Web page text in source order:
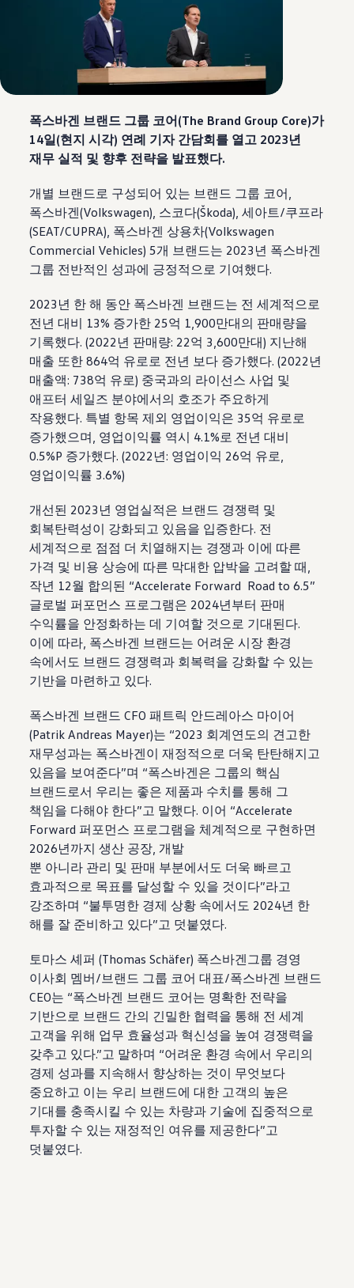
폭스바겐 브랜드 그룹 코어(The Brand Group Core)가
14일(현지 시각) 연례 기자 간담회를 열고 2023년
재무 실적 및 향후 전략을 발표했다.
개별 브랜드로 구성되어 있는 브랜드 그룹 코어,
폭스바겐(Volkswagen), 스코다(Škoda), 세아트/쿠프라
(SEAT/CUPRA), 폭스바겐 상용차(Volkswagen
Commercial Vehicles) 5개 브랜드는 2023년 폭스바겐
그룹 전반적인 성과에 긍정적으로 기여했다.
2023년 한 해 동안 폭스바겐 브랜드는 전 세계적으로
전년 대비 13% 증가한 25억 1,900만대의 판매량을
기록했다. (2022년 판매량: 22억 3,600만대) 지난해
매출 또한 864억 유로로 전년 보다 증가했다. (2022년
매출액: 738억 유로) 중국과의 라이선스 사업 및
애프터 세일즈 분야에서의 호조가 주요하게
작용했다. 특별 항목 제외 영업이익은 35억 유로로
증가했으며, 영업이익률 역시 4.1%로 전년 대비
0.5%P 증가했다. (2022년: 영업이익 26억 유로,
영업이익률 3.6%)
개선된 2023년 영업실적은 브랜드 경쟁력 및
회복탄력성이 강화되고 있음을 입증한다. 전
세계적으로 점점 더 치열해지는 경쟁과 이에 따른
가격 및 비용 상승에 따른 막대한 압박을 고려할 때,
작년 12월 합의된 “Accelerate Forward Road to 6.5”
글로벌 퍼포먼스 프로그램은 2024년부터 판매
수익률을 안정화하는 데 기여할 것으로 기대된다.
이에 따라, 폭스바겐 브랜드는 어려운 시장 환경
속에서도 브랜드 경쟁력과 회복력을 강화할 수 있는
기반을 마련하고 있다.
폭스바겐 브랜드 CFO 패트릭 안드레아스 마이어
(Patrik Andreas Mayer)는 “2023 회계연도의 견고한
재무성과는 폭스바겐이 재정적으로 더욱 탄탄해지고
있음을 보여준다”며 “폭스바겐은 그룹의 핵심
브랜드로서 우리는 좋은 제품과 수치를 통해 그
책임을 다해야 한다”고 말했다. 이어 “Accelerate
Forward 퍼포먼스 프로그램을 체계적으로 구현하면
2026년까지 생산 공장, 개발
뿐 아니라 관리 및 판매 부분에서도 더욱 빠르고
효과적으로 목표를 달성할 수 있을 것이다”라고
강조하며 “불투명한 경제 상황 속에서도 2024년 한
해를 잘 준비하고 있다”고 덧붙였다.
토마스 셰퍼 (Thomas Schäfer) 폭스바겐그룹 경영
이사회 멤버/브랜드 그룹 코어 대표/폭스바겐 브랜드
CEO는 “폭스바겐 브랜드 코어는 명확한 전략을
기반으로 브랜드 간의 긴밀한 협력을 통해 전 세계
고객을 위해 업무 효율성과 혁신성을 높여 경쟁력을
갖추고 있다.”고 말하며 “어려운 환경 속에서 우리의
경제 성과를 지속해서 향상하는 것이 무엇보다
중요하고 이는 우리 브랜드에 대한 고객의 높은
기대를 충족시킬 수 있는 차량과 기술에 집중적으로
투자할 수 있는 재정적인 여유를 제공한다”고
덧붙였다.